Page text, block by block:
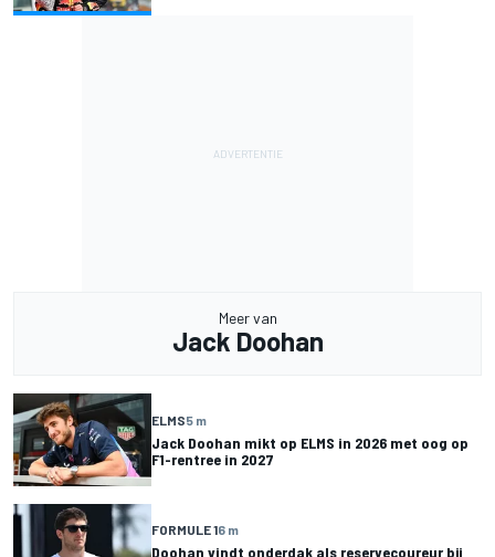
Meer van
Jack Doohan
ELMS5 m
Jack Doohan mikt op ELMS in 2026 met oog op
F1-rentree in 2027
FORMULE 16 m
Doohan vindt onderdak als reservecoureur bij